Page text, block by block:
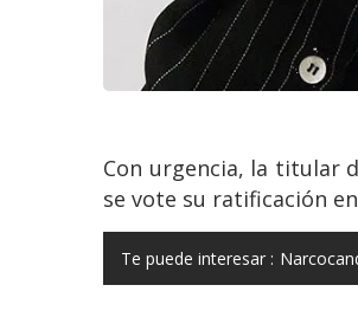
Con urgencia, la titular
se vote su ratificación
Te puede interesar :